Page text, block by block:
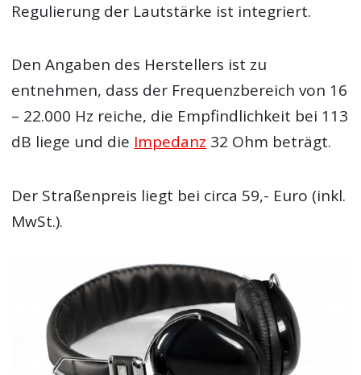
Regulierung der Lautstärke ist integriert.
Den Angaben des Herstellers ist zu
entnehmen, dass der Frequenzbereich von 16
– 22.000 Hz reiche, die Empfindlichkeit bei 113
dB liege und die Impedanz 32 Ohm beträgt.
Der Straßenpreis liegt bei circa 59,- Euro (inkl.
MwSt.).